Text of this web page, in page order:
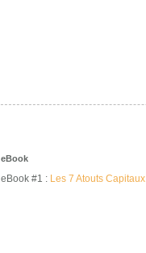
eBook
eBook #1 : Les 7 Atouts